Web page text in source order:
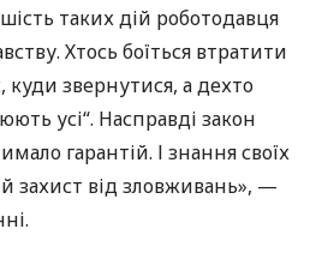
таких дій роботодавця
Хтось боїться втратити
куди звернутися, а дехто
усі“. Насправді закон
гарантій. І знання своїх
від зловживань», —